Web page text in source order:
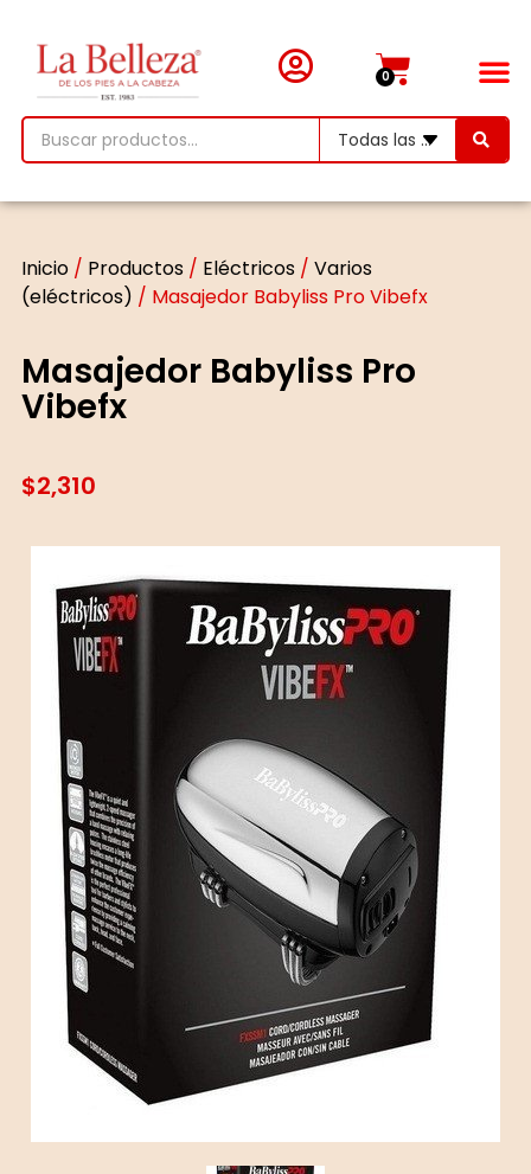
0
Inicio/ Productos/ Eléctricos/ Varios
(eléctricos) / Masajedor Babyliss Pro Vibefx
Masajedor Babyliss Pro
Vibefx
$2,310